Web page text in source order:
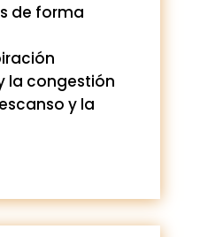
de forma
la congestión
y la